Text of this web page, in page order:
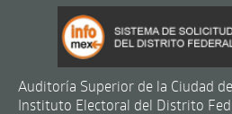
Auditoría Superior de la Ciudad
Instituto Electoral del Distrito